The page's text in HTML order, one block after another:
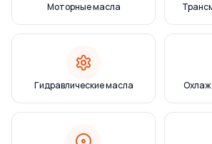
Моторные масла
Гидравлические масла